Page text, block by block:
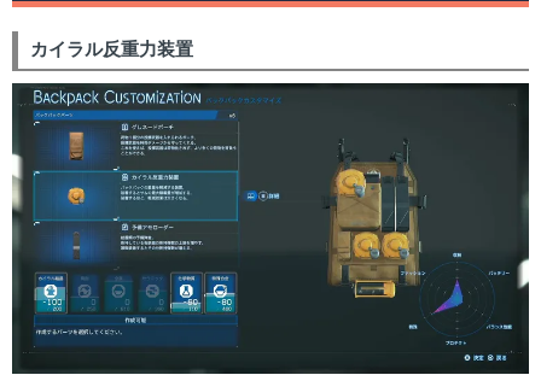
カイラル反重力装置